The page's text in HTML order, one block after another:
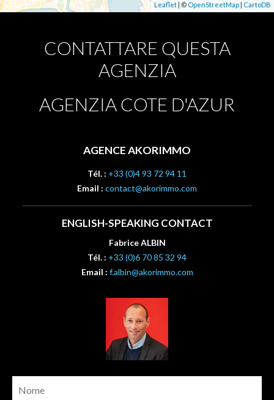
Leaflet | © OpenStreetMap | CartoDB
CONTATTARE QUESTA
AGENZIA
AGENZIA COTE D'AZUR
AGENCE AKORIMMO
Tél. : +33 (0)4 93 72 94 11
Email : contact@akorimmo.com
ENGLISH-SPEAKING CONTACT
Fabrice ALBIN
Tél. : +33 (0)6 70 85 32 94
Email : f.albin@akorimmo.com